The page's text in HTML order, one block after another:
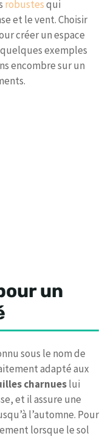
robustesqui
et le vent. Choisir
créer un espace
exemples
encombre sur un
un
sous le nom de
adapté aux
charnueslui
et il assure une
l’automne. Pour
lorsque le sol